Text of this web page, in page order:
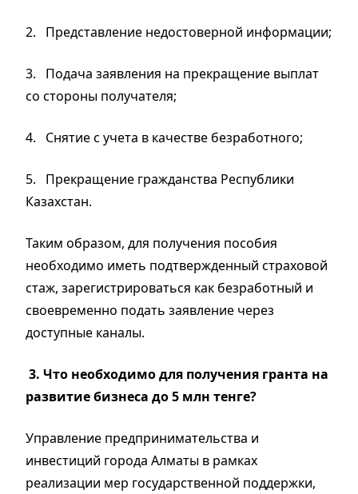
2. Представление недостоверной информации;
3. Подача заявления на прекращение выплат
со стороны получателя;
4. Снятие с учета в качестве безработного;
5. Прекращение гражданства Республики
Казахстан.
Таким образом, для получения пособия
необходимо иметь подтвержденный страховой
стаж, зарегистрироваться как безработный и
своевременно подать заявление через
доступные каналы.
3. Что необходимо для получения гранта на
развитие бизнеса до 5 млн тенге?
Управление предпринимательства и
инвестиций города Алматы в рамках
реализации мер государственной поддержки,